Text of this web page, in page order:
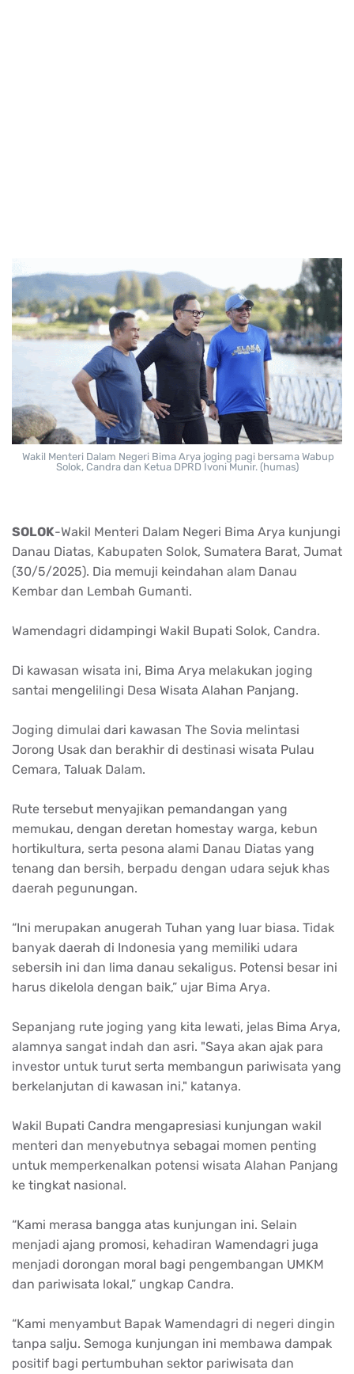
Wakil Menteri Dalam Negeri Bima Arya joging pagi bersama Wabup
Solok, Candra dan Ketua DPRD Ivoni Munir. (humas)
SOLOK-Wakil Menteri Dalam Negeri Bima Arya kunjungi
Danau Diatas, Kabupaten Solok, Sumatera Barat, Jumat
(30/5/2025). Dia memuji keindahan alam Danau
Kembar dan Lembah Gumanti.
Wamendagri didampingi Wakil Bupati Solok, Candra.
Di kawasan wisata ini, Bima Arya melakukan joging
santai mengelilingi Desa Wisata Alahan Panjang.
Joging dimulai dari kawasan The Sovia melintasi
Jorong Usak dan berakhir di destinasi wisata Pulau
Cemara, Taluak Dalam.
Rute tersebut menyajikan pemandangan yang
memukau, dengan deretan homestay warga, kebun
hortikultura, serta pesona alami Danau Diatas yang
tenang dan bersih, berpadu dengan udara sejuk khas
daerah pegunungan.
“Ini merupakan anugerah Tuhan yang luar biasa. Tidak
banyak daerah di Indonesia yang memiliki udara
sebersih ini dan lima danau sekaligus. Potensi besar ini
harus dikelola dengan baik,” ujar Bima Arya.
Sepanjang rute joging yang kita lewati, jelas Bima Arya,
alamnya sangat indah dan asri. "Saya akan ajak para
investor untuk turut serta membangun pariwisata yang
berkelanjutan di kawasan ini," katanya.
Wakil Bupati Candra mengapresiasi kunjungan wakil
menteri dan menyebutnya sebagai momen penting
untuk memperkenalkan potensi wisata Alahan Panjang
ke tingkat nasional.
“Kami merasa bangga atas kunjungan ini. Selain
menjadi ajang promosi, kehadiran Wamendagri juga
menjadi dorongan moral bagi pengembangan UMKM
dan pariwisata lokal,” ungkap Candra.
“Kami menyambut Bapak Wamendagri di negeri dingin
tanpa salju. Semoga kunjungan ini membawa dampak
positif bagi pertumbuhan sektor pariwisata dan